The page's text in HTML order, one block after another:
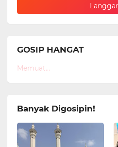
GOSIP HANGAT
Memuat...
Banyak Digosipin!